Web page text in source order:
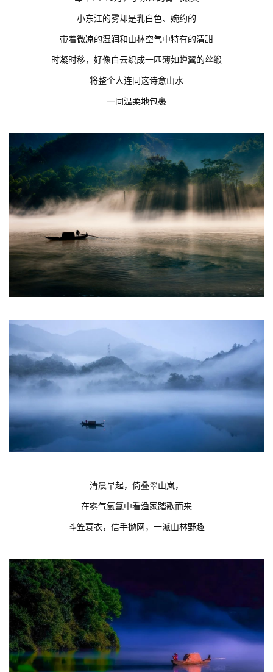
小东江的雾却是乳白色、婉约的
带着微凉的湿润和山林空气中特有的清甜
时凝时移，好像白云织成一匹薄如蝉翼的丝缎
将整个人连同这诗意山水
一同温柔地包裹
清晨早起，倚叠翠山岚，
在雾气氤氲中看渔家踏歌而来
斗笠蓑衣，信手抛网，一派山林野趣